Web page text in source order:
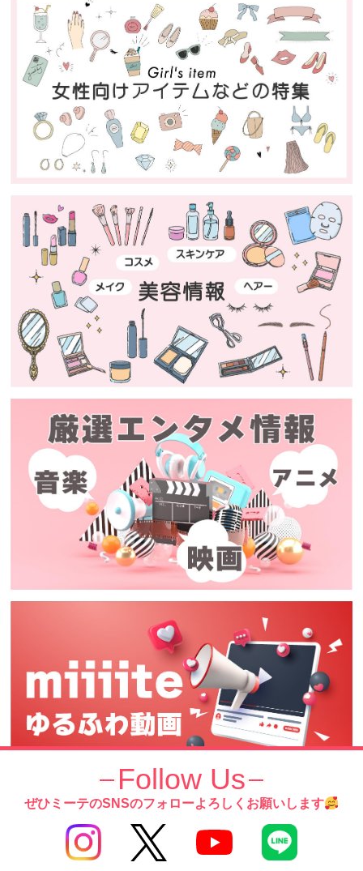
Follow Us
ぜひミーテのSNSのフォローよろしくお願いします